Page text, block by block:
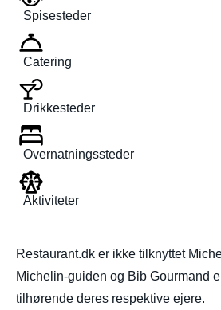
Spisesteder
Catering
Drikkesteder
Overnatningssteder
Aktiviteter
Restaurant.dk er ikke tilknyttet
Michelin-guiden og Bib Gourmand
tilhørende deres respektive ejere.